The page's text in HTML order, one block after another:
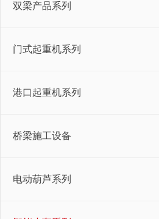
双梁产品系列
门式起重机系列
港口起重机系列
桥梁施工设备
电动葫芦系列